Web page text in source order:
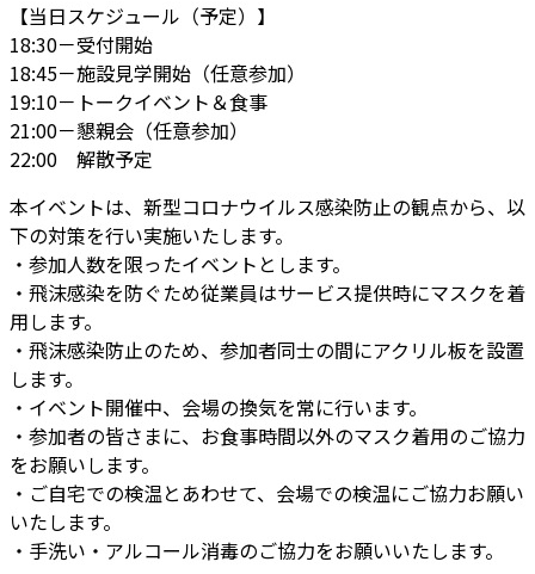
【当日スケジュール（予定）】
18:30－受付開始
18:45－施設見学開始（任意参加）
19:10－トークイベント＆食事
21:00－懇親会（任意参加）
22:00 解散予定
本イベントは、新型コロナウイルス感染防止の観点から、以
下の対策を行い実施いたします。
・参加人数を限ったイベントとします。
・飛沫感染を防ぐため従業員はサービス提供時にマスクを着
用します。
・飛沫感染防止のため、参加者同士の間にアクリル板を設置
します。
・イベント開催中、会場の換気を常に行います。
・参加者の皆さまに、お食事時間以外のマスク着用のご協力
をお願いします。
・ご自宅での検温とあわせて、会場での検温にご協力お願い
いたします。
・手洗い・アルコール消毒のご協力をお願いいたします。